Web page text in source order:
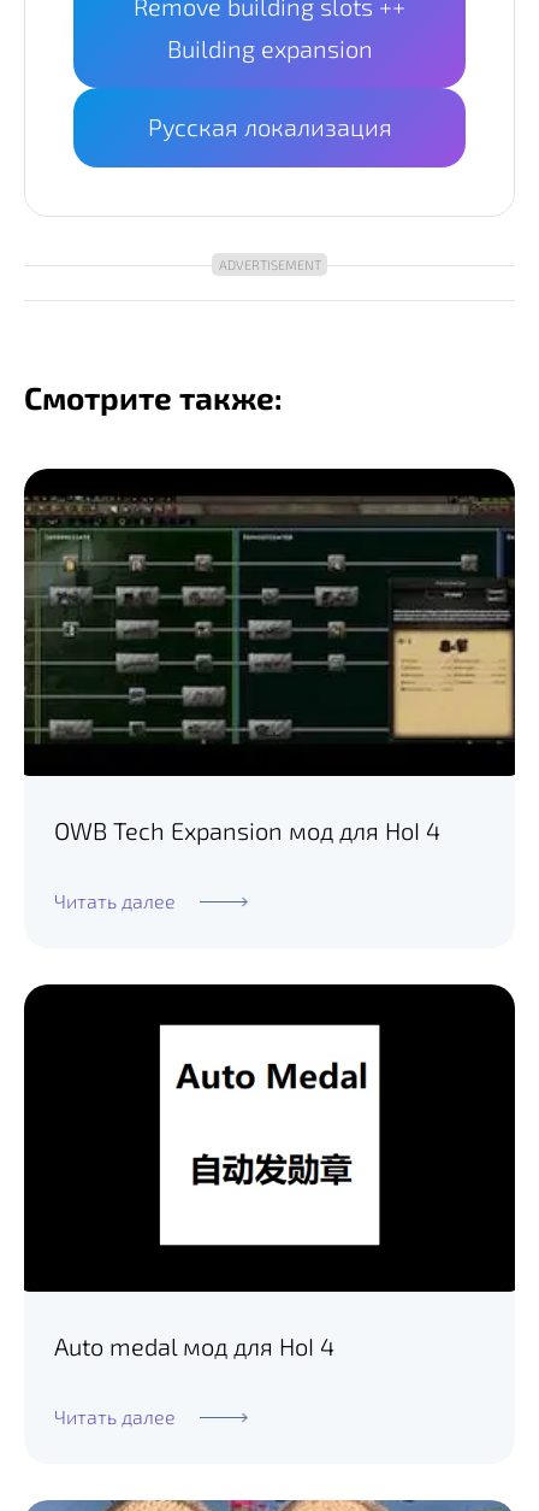
Building expansion
Русская локализация
Смотрите также:
OWB Tech Expansion мод для HoI 4
Читать далее
Auto medal мод для HoI 4
Читать далее